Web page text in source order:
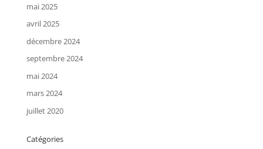
mai 2025
avril 2025
décembre 2024
septembre 2024
mai 2024
mars 2024
juillet 2020
Catégories